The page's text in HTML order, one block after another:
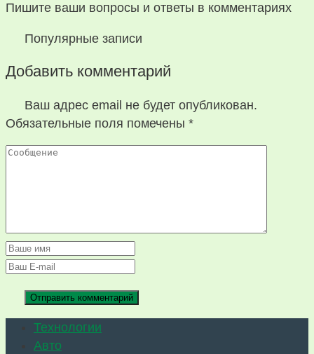
Пишите ваши вопросы и ответы в комментариях
Популярные записи
Добавить комментарий
Ваш адрес email не будет опубликован.
Обязательные поля помечены *
Технологии
Авто